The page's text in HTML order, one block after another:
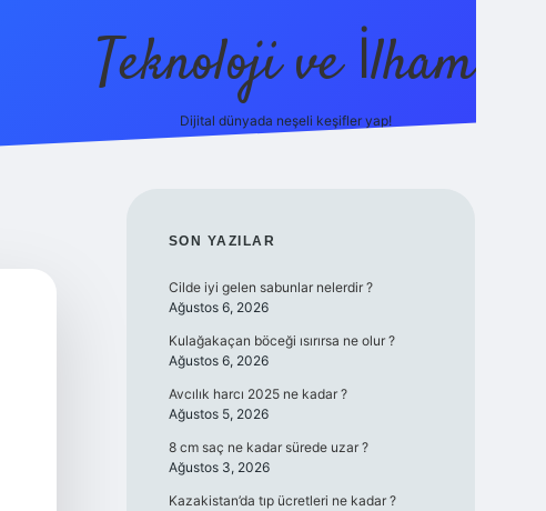
Teknoloji ve İlham
Dijital dünyada neşeli keşifler yap!
SIDEBAR
SON YAZILAR
Cilde iyi gelen sabunlar nelerdir ?
Ağustos 6, 2026
Kulağakaçan böceği ısırırsa ne olur ?
Ağustos 6, 2026
Avcılık harcı 2025 ne kadar ?
Ağustos 5, 2026
8 cm saç ne kadar sürede uzar ?
Ağustos 3, 2026
Kazakistan’da tıp ücretleri ne kadar ?